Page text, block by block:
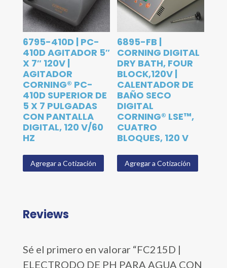
6795-410D | PC-
410D AGITADOR 5″
X 7″ 120V |
AGITADOR
CORNING® PC-
410D SUPERIOR DE
5 X 7 PULGADAS
CON PANTALLA
DIGITAL, 120 V/60
HZ
Agregar a Cotización
6895-FB |
CORNING DIGITAL
DRY BATH, FOUR
BLOCK,120V |
CALENTADOR DE
BAÑO SECO
DIGITAL
CORNING® LSE™,
CUATRO
BLOQUES, 120 V
Agregar a Cotización
Reviews
Sé el primero en valorar “FC215D |
ELECTRODO DE PH PARA AGUA CON